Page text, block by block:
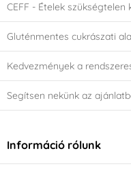
CEFF - Ételek szükségtelen
Gluténmentes cukrászati
Kedvezmények a
Segítsen nekünk az
Információ rólunk